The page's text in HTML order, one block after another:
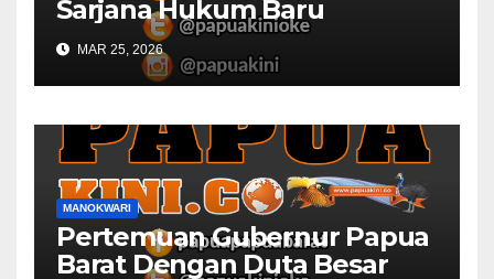
Sarjana Hukum Baru
MAR 25, 2026
MANOKWARI
Pertemuan Gubernur Papua
Barat Dengan Duta Besar